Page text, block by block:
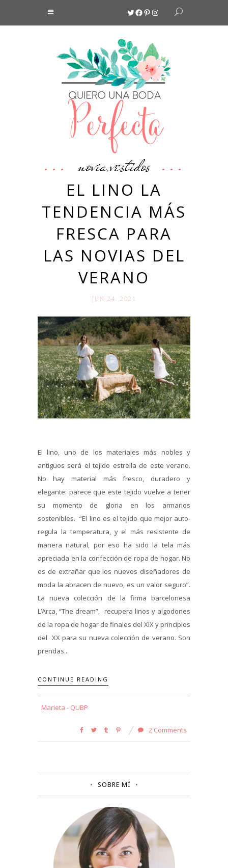
Twitter
Facebook
Pinterest
Instagram
novia,vestidos
EL LINO LA
TENDENCIA MÁS
FRESCA PARA
LAS NOVIAS DEL
VERANO
JUN 24. 2021
El lino, uno de los materiales más nobles y
antiguos será el tejido estrella de este verano.
No hay material más fresco, duradero y
elegante: parece que este tejido vuelve a tener
su momento de gloria en los armarios
sostenibles. “El lino es el tejido que mejor auto-
regula la temperatura, y el más resistente de
manera natural, por eso ha sido la tela más
apreciada en la confección de ropa de hogar. No
es de extrañar que los nuevos diseñadores de
moda la abracen de nuevo, es un valor seguro”.
La nueva colección de la firma barcelonesa
L’Arca, “The dream”, recupera linos y algodones
de la ropa de hogar de finales del XIX y principios
del XX para su nueva colección de verano. Son
prendas...
CONTINUE READING
Marieta - QUBP
2 Comments
SOBRE MÍ